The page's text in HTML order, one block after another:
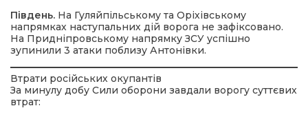
Південь. На Гуляйпільському та Оріхівському
напрямках наступальних дій ворога не зафіксовано.
На Придніпровському напрямку ЗСУ успішно
зупинили 3 атаки поблизу Антонівки.
Втрати російських окупантів
За минулу добу Сили оборони завдали ворогу суттєвих
втрат: